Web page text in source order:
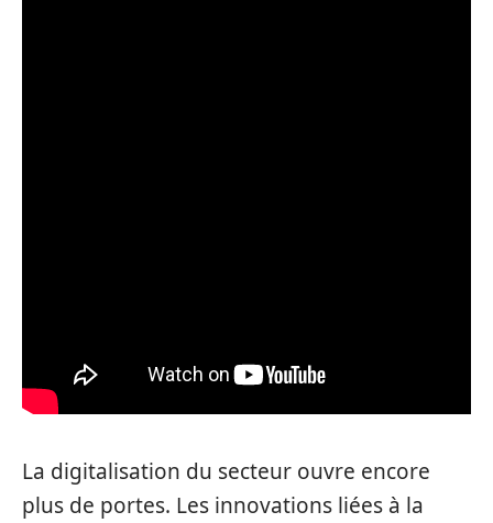
La digitalisation du secteur ouvre encore
plus de portes. Les innovations liées à la